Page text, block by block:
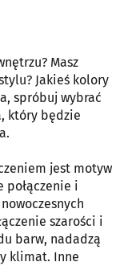
Masz
Jakieś kolory
spróbuj wybrać
który będzie
jest motyw
połączenie i
szarości i
barw, nadadzą
klimat. Inne